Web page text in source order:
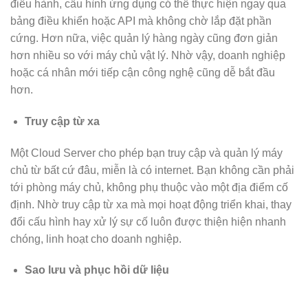
điều hành, cấu hình ứng dụng có thể thực hiện ngay qua
bảng điều khiển hoặc API mà không chờ lắp đặt phần
cứng. Hơn nữa, việc quản lý hàng ngày cũng đơn giản
hơn nhiều so với máy chủ vật lý. Nhờ vậy, doanh nghiệp
hoặc cá nhân mới tiếp cận công nghệ cũng dễ bắt đầu
hơn.
Truy cập từ xa
Một Cloud Server cho phép bạn truy cập và quản lý máy
chủ từ bất cứ đâu, miễn là có internet. Bạn không cần phải
tới phòng máy chủ, không phụ thuộc vào một địa điểm cố
định. Nhờ truy cập từ xa mà mọi hoạt động triển khai, thay
đổi cấu hình hay xử lý sự cố luôn được thiện hiện nhanh
chóng, linh hoạt cho doanh nghiệp.
Sao lưu và phục hồi dữ liệu